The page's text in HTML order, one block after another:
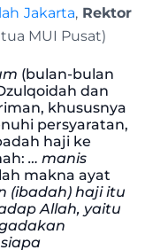
Jakarta, Rektor
MUI Pusat)
(bulan-bulan
dan
khususnya
persyaratan,
haji ke
… manis
makna ayat
(ibadah) haji itu
Allah, yaitu